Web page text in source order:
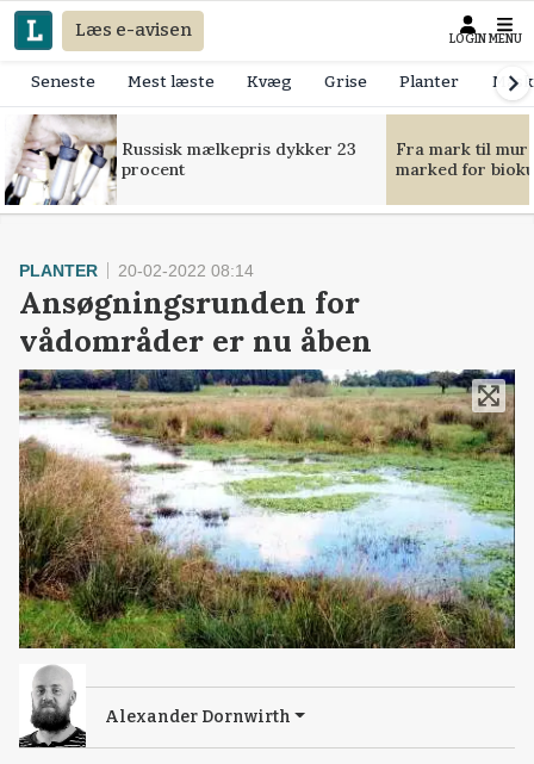
Læs e-avisen LOGIN MENU
Seneste Mest læste Kvæg Grise Planter
Russisk mælkepris dykker 23
procent
Fra mark til
marked for
PLANTER 20-02-2022 08:14
Ansøgningsrunden for
vådområder er nu åben
Alexander Dornwirth